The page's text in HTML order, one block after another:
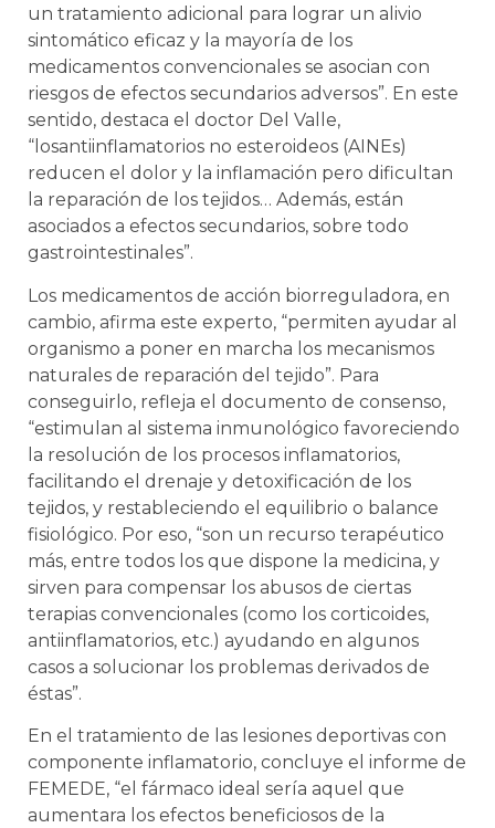
un tratamiento adicional para lograr un alivio
sintomático eficaz y la mayoría de los
medicamentos convencionales se asocian con
riesgos de efectos secundarios adversos”. En este
sentido, destaca el doctor Del Valle,
“losantiinflamatorios no esteroideos (AINEs)
reducen el dolor y la inflamación pero dificultan
la reparación de los tejidos… Además, están
asociados a efectos secundarios, sobre todo
gastrointestinales”.
Los medicamentos de acción biorreguladora, en
cambio, afirma este experto, “permiten ayudar al
organismo a poner en marcha los mecanismos
naturales de reparación del tejido”. Para
conseguirlo, refleja el documento de consenso,
“estimulan al sistema inmunológico favorecien­do
la resolución de los procesos inflamatorios,
facilitando el drenaje y detoxificación de los
tejidos, y restableciendo el equilibrio o balance
fisiológico. Por eso, “son un recurso terapéutico
más, entre todos los que dispone la medicina, y
sirven para compensar los abusos de ciertas
terapias convencionales (como los corticoides,
antiinflamatorios, etc.) ayudando en algunos
casos a solucionar los problemas derivados de
éstas”.
En el tratamiento de las lesiones deportivas con
com­ponente inflamatorio, concluye el informe de
FEMEDE, “el fármaco ideal sería aquel que
aumentara los efectos beneficiosos de la